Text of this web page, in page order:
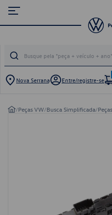
Nova Serrana Entre/registre-se
/Peças VW/Busca Simplificada/